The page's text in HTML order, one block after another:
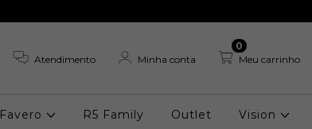
Atendimento Minha conta Meu carrinho
0
Favero R5 Family Outlet Vision